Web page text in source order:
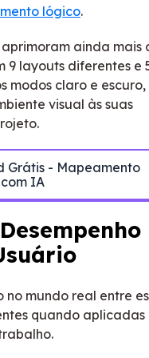
lógico.
ainda mais
9 layouts diferentes e
modos claro e escuro,
visual às suas
Grátis - Mapeamento
IA
no mundo real entre
quando aplicadas